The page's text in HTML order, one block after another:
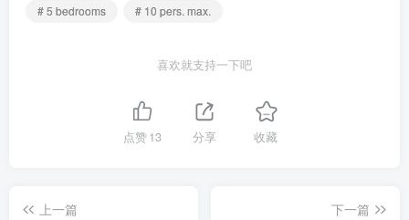
# 5 bedrooms
# 10 pers. max.
喜欢就支持一下吧
点赞13 分享 收藏
上一篇
下一篇